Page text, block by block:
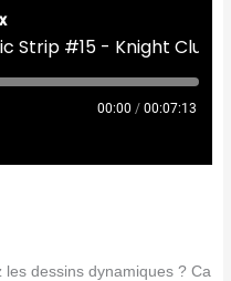
00:00 / 00:07:13
dessins dynamiques ? Ca